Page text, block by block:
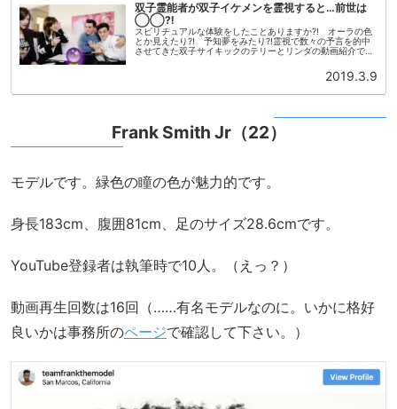
双子霊能者が双子イケメンを霊視すると…前世は
◯◯⁈
スピリチュアルな体験をしたことありますか⁈ オーラの色
とか見えたり⁈ 予知夢をみたり⁈霊視で数々の予言を的中
させてきた双子サイキックのテリーとリンダの動画紹介で
2019.3.9
Frank Smith Jr（22）
モデルです。緑色の瞳の色が魅力的です。
身長183cm、腹囲81cm、足のサイズ28.6cmです。
YouTube登録者は執筆時で10人。（えっ？）
動画再生回数は16回（……有名モデルなのに。いかに格好
良いかは事務所のページで確認して下さい。）